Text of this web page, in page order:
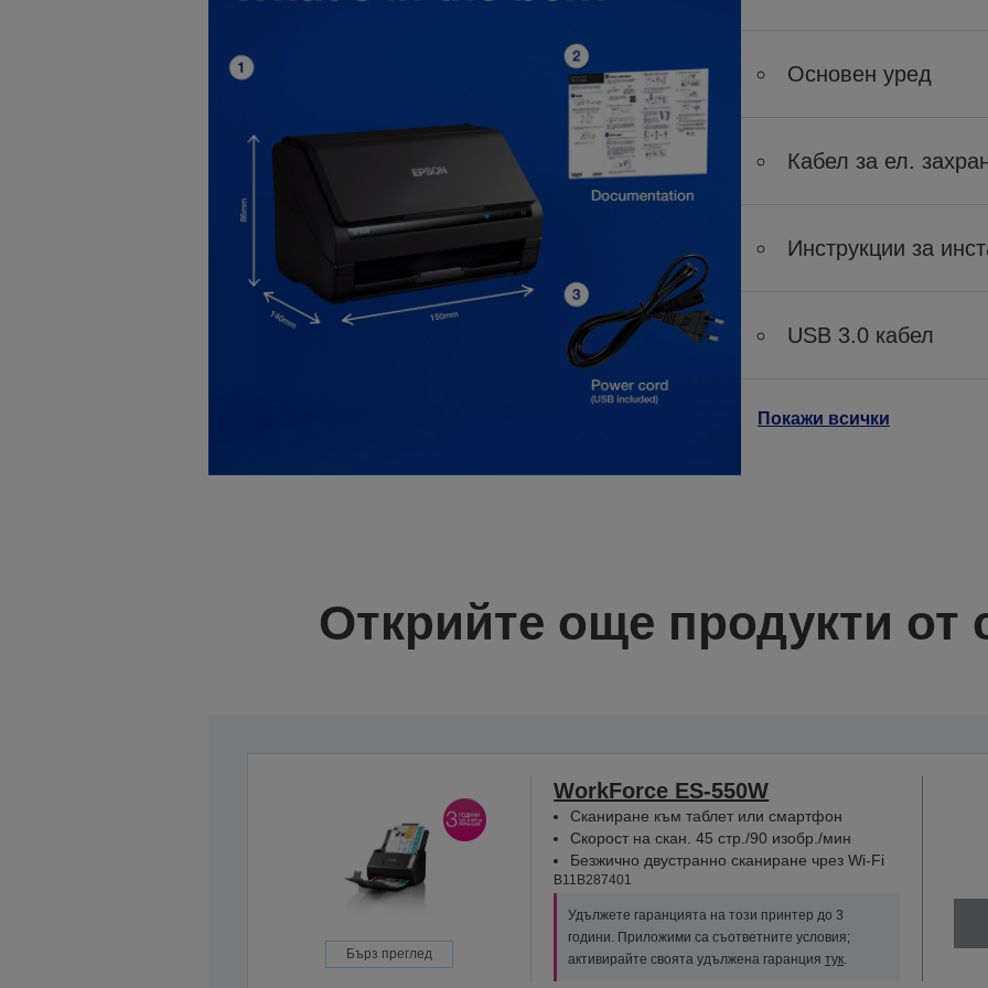
Основен уред
Кабел за ел.
Инструкции за
USB 3.0 кабел
Покажи всички
Открийте още продукти от
Бърз преглед
WorkForce ES-550W
Сканиране към таблет или смартфон
Скорост на скан. 45 стр./90 изобр./мин
Безжично двустранно сканиране чрез Wi-Fi
B11B287401
Удължете гаранцията на този принтер до 3
години. Приложими са съответните условия;
активирайте своята удължена гаранциятук.